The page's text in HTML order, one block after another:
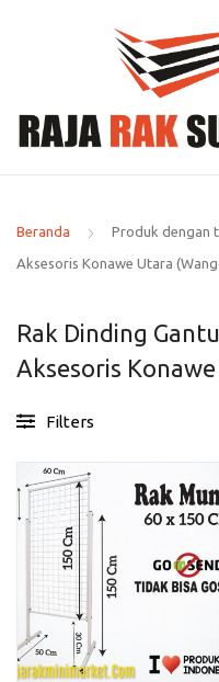
Beranda Produk dengan
Aksesoris Konawe Utara
Rak Dinding
Aksesoris
Filters